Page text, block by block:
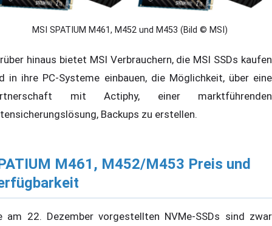
MSI SPATIUM M461, M452 und M453 (Bild © MSI)
hinaus bietet MSI Verbrauchern, die MSI SSDs kaufen
in ihre PC-Systeme einbauen, die Möglichkeit, über eine
mit Actiphy, einer marktführenden
Backups zu erstellen.
M461, M452/M453 Preis und
am 22. Dezember vorgestellten NVMe-SSDs sind zwar